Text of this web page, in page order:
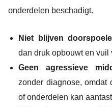
onderdelen beschadigt.
Niet blijven
dan druk opbouwt en vuil
Geen agressieve
zonder diagnose, omdat
of onderdelen kan